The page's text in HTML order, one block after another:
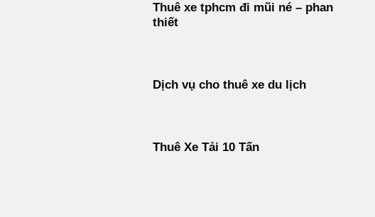
Thuê xe tphcm đi mũi né – phan
thiết
Dịch vụ cho thuê xe du lịch
Thuê Xe Tải 10 Tấn